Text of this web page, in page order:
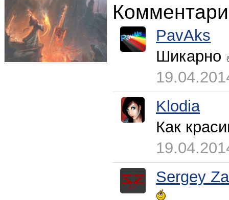
PavAks
Шикарно
Klodia
Как
Sergey